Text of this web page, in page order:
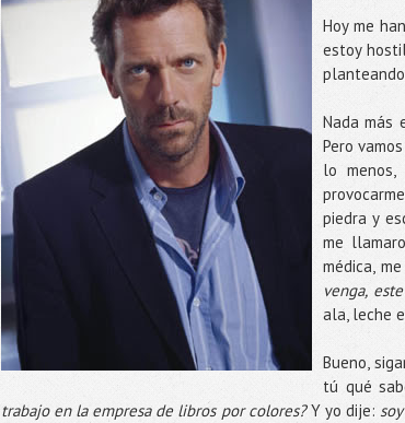
Hoy me
estoy
Nada más
Pero
lo
piedra y
me
médica,
venga,
ala, leche
Bueno,
tú qué
trabajo en la empresa de libros por colores?Y yo dije: